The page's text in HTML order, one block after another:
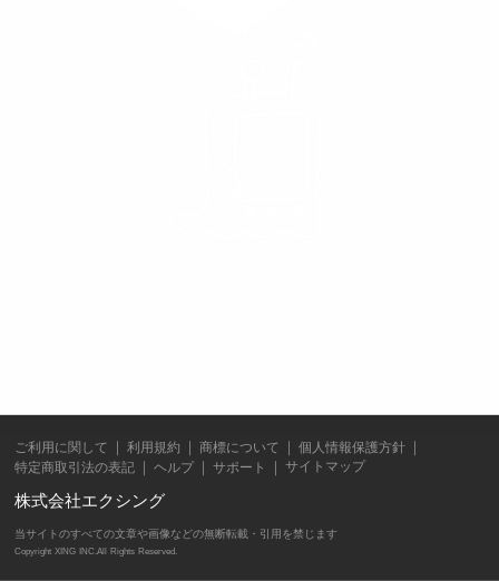
ご利用に関して 利用規約 商標について
個人情報保護方針
特定商取引法の表記
ヘルプ サポート サイトマップ
株式会社エクシング
当サイトのすべての文章や画像などの無断転載・引用を禁じます
Copyright XING INC.All Rights Reserved.